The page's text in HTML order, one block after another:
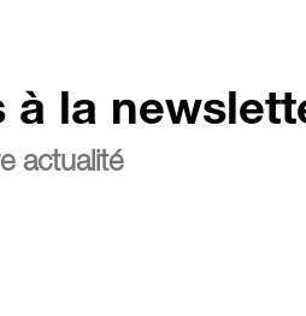
à la
actualité